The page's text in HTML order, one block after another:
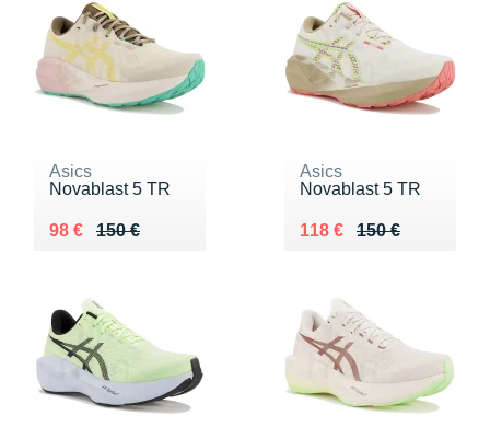
Asics
Novablast 5 TR
150 €
Au lieu de 150 €
98 €
Vendu 98 €
Asics
Novablast 5 TR
150 €
Au lieu de 150 €
118 €
Vendu 118 €